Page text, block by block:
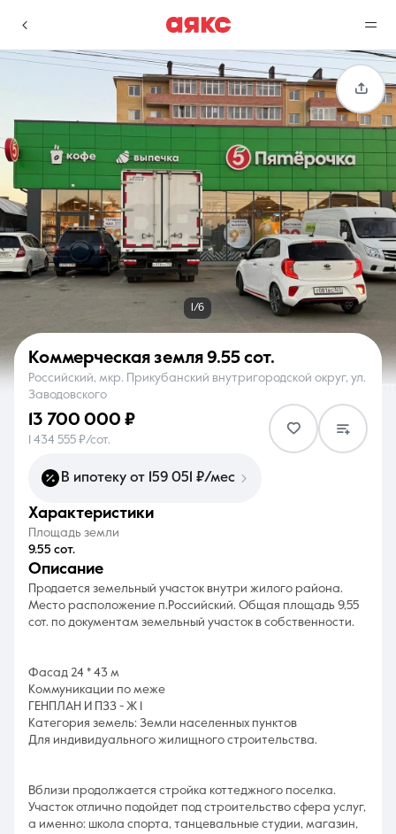
г. Краснодар
Избранное
0 объявлений
Сравнение
0 объявлений
Недвижимость Услуги
О компании Контакты
8 (861) 297-00-00
1/6
Коммерческая земля 9.55 сот.
Российский, мкр. Прикубанский внутригородской округ, ул.
Заводовского
13 700 000 ₽
1 434 555 ₽/сот.
В ипотеку от 159 051 ₽/мес
характеристики
Площадь земли
9.55 сот.
описание
Продается земельный участок внутри жилого района.
Место расположение п.Российский. Общая площадь 9,55
сот. по документам земельный участок в собственности.
Фасад 24 * 43 м
Коммуникации по меже
ГЕНПЛАН И ПЗЗ - Ж 1
Категория земель: Земли населенных пунктов
Для индивидуального жилищного строительства.
Вблизи продолжается стройка коттеджного поселка.
Участок отлично подойдет под строительство сфера услуг,
а именно: школа спорта, танцевальные студии, магазин,